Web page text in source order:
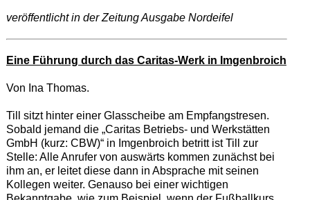
veröffentlicht in der Zeitung Ausgabe Nordeifel
Eine Führung durch das Caritas-Werk in Imgenbroich
Von Ina Thomas.
Till sitzt hinter einer Glasscheibe am Empfangstresen.
Sobald jemand die „Caritas Betriebs- und Werkstätten
GmbH (kurz: CBW)“ in Imgenbroich betritt ist Till zur
Stelle: Alle Anrufer von auswärts kommen zunächst bei
ihm an, er leitet diese dann in Absprache mit seinen
Kollegen weiter. Genauso bei einer wichtigen